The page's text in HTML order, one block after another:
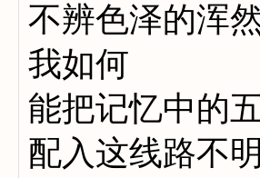
不辨色泽的浑然
我如何
能把记忆中的
配入这线路不